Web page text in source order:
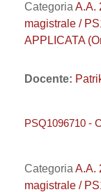
Categoria A.A.
magistrale /
APPLICATA
Docente:
PSQ1096710 -
Categoria A.A.
magistrale /